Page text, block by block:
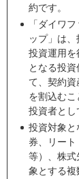
約です。
「ダイワ
ップ」は
投資運用を
となる投
て、契約
を割込む
投資者とし
投資対象と
券、リート
等）、株式
象とする複